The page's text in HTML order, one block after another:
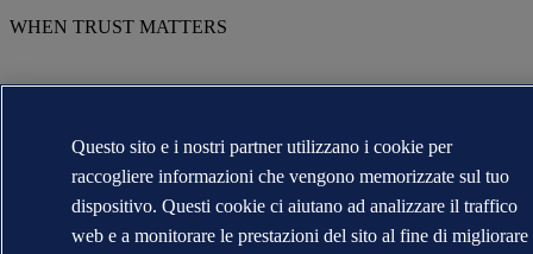
WHEN TRUST MATTERS
Questo sito e i nostri partner utilizzano i cookie per
raccogliere informazioni che vengono memorizzate sul tuo
dispositivo. Questi cookie ci aiutano ad analizzare il traffico
web e a monitorare le prestazioni del sito al fine di migliorare